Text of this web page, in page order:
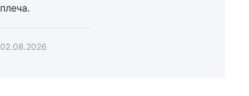
плеча.
02.08.2026